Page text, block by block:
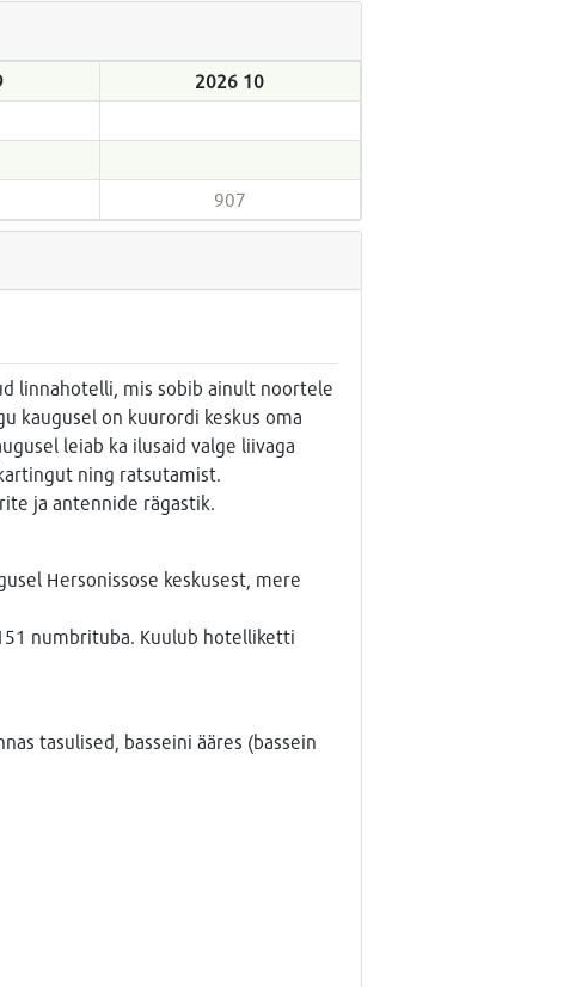
2026 10
907
linnahotelli, mis sobib ainult noortele
kaugusel on kuurordi keskus oma
leiab ka ilusaid valge liivaga
ning ratsutamist.
ja antennide rägastik.
Hersonissose keskusest, mere
numbrituba. Kuulub hotelliketti
tasulised, basseini ääres (bassein